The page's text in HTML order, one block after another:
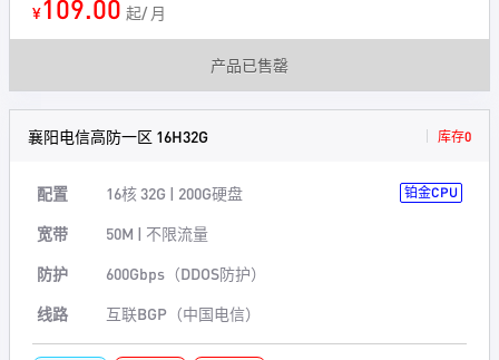
¥109.00 起/ 月
产品已售罄
襄阳电信高防一区 16H32G 库存0
配置 16核 32G | 200G硬盘 铂金CPU
宽带
50M | 不限流量
防护
600Gbps（DDOS防护）
线路
互联BGP（中国电信）